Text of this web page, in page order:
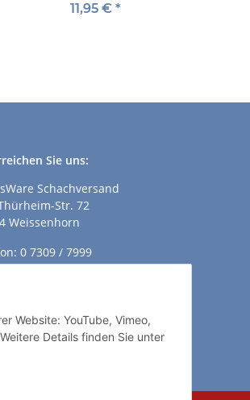
Website: YouTube, Vimeo,
Details finden Sie unter
11,95 € *
Sie uns:
Schachversand
Str. 72
Weissenhorn
0 7309 / 7999